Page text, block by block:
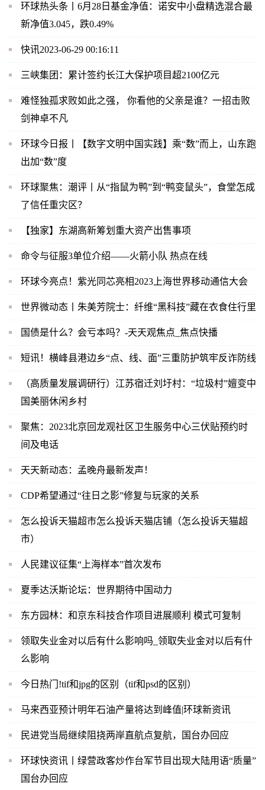
环球热头条丨6月28日基金净值：诺安中小盘精选混合最
新净值3.045，跌0.49%
快讯2023-06-29 00:16:11
三峡集团：累计签约长江大保护项目超2100亿元
难怪独孤求败如此之强， 你看他的父亲是谁？一招击败
剑神卓不凡
环球今日报丨【数字文明中国实践】乘“数”而上，山东跑
出加“数”度
环球聚焦：潮评丨从“指鼠为鸭”到“鸭变鼠头”，食堂怎成
了信任重灾区？
【独家】东湖高新筹划重大资产出售事项
命令与征服3单位介绍——火箭小队 热点在线
环球今亮点！紫光同芯亮相2023上海世界移动通信大会
世界微动态丨朱美芳院士：纤维“黑科技”藏在衣食住行里
国债是什么？会亏本吗？-天天观焦点_焦点快播
短讯！横峰县港边乡“点、线、面”三重防护筑牢反诈防线
（高质量发展调研行）江苏宿迁刘圩村：“垃圾村”嬗变中
国美丽休闲乡村
聚焦：2023北京回龙观社区卫生服务中心三伏贴预约时
间及电话
天天新动态：孟晚舟最新发声！
CDP希望通过“往日之影”修复与玩家的关系
怎么投诉天猫超市怎么投诉天猫店铺（怎么投诉天猫超
市）
人民建议征集“上海样本”首次发布
夏季达沃斯论坛：世界期待中国动力
东方园林：和京东科技合作项目进展顺利 模式可复制
领取失业金对以后有什么影响吗_领取失业金对以后有什
么影响
今日热门!tif和jpg的区别（tif和psd的区别）
马来西亚预计明年石油产量将达到峰值|环球新资讯
民进党当局继续阻挠两岸直航点复航，国台办回应
环球快资讯丨绿营政客炒作台军节目出现大陆用语“质量”
国台办回应